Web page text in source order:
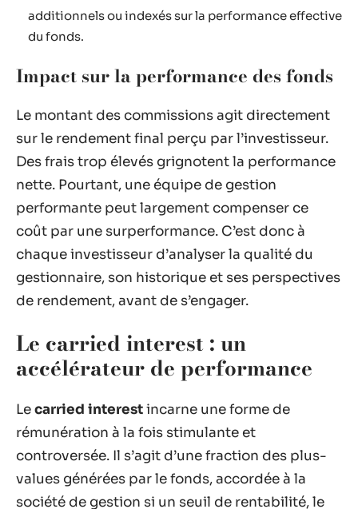
additionnels ou indexés sur la performance effective
du fonds.
Impact sur la performance des fonds
Le montant des commissions agit directement
sur le rendement final perçu par l’investisseur.
Des frais trop élevés grignotent la performance
nette. Pourtant, une équipe de gestion
performante peut largement compenser ce
coût par une surperformance. C’est donc à
chaque investisseur d’analyser la qualité du
gestionnaire, son historique et ses perspectives
de rendement, avant de s’engager.
Le carried interest : un
accélérateur de performance
Lecarried interestincarne une forme de
rémunération à la fois stimulante et
controversée. Il s’agit d’une fraction des plus-
values générées par le fonds, accordée à la
société de gestion si un seuil de rentabilité, le